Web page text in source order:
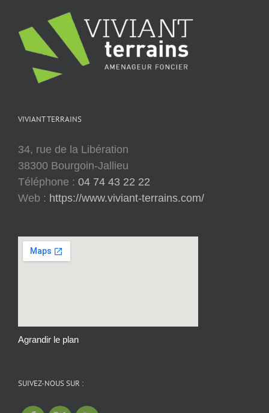
VIVIANT TERRAINS
34, rue de la Libération
38300 Bourgoin-Jallieu
Téléphone : 04 74 43 22 22
Web : https://www.viviant-terrains.com/
Agrandir le plan
SUIVEZ-NOUS SUR :